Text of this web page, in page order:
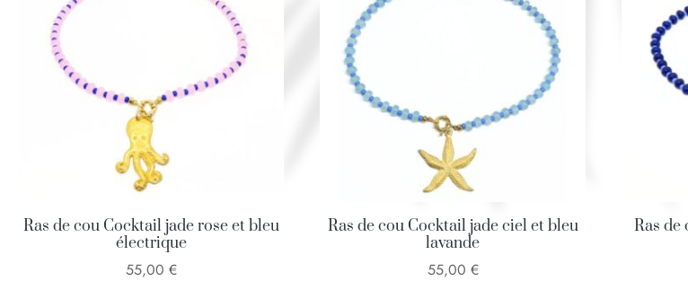
Ras de cou Cocktail jade rose et bleu
électrique
55,00 €
Ras de cou Cocktail jade ciel et bleu
lavande
55,00 €
Ras de